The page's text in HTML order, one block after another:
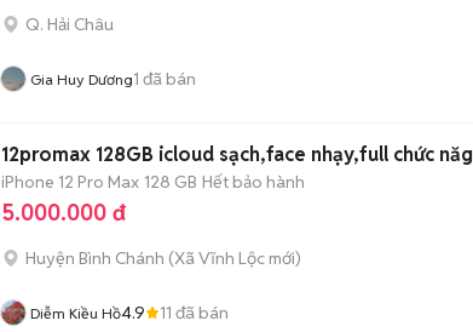
Q. Hải Châu
Gia Huy Dương1 đã bán
12promax 128GB icloud sạch,face nhạy,full chức năg
iPhone 12 Pro Max 128 GB Hết bảo hành
5.000.000 đ
Huyện Bình Chánh (Xã Vĩnh Lộc mới)
Diễm Kiều Hồ4.9 11 đã bán